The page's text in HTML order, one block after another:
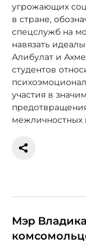
угрожающих
в стране,
спецслужб на
навязать
Алибулат и
студентов
участия в
межличностных
Мэр